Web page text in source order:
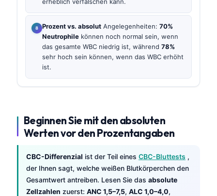
erheblich verfälschen kann.
Prozent vs. absolut Angelegenheiten: 70%
Neutrophile können noch normal sein, wenn
das gesamte WBC niedrig ist, während 78%
sehr hoch sein können, wenn das WBC erhöht
ist.
Beginnen Sie mit den absoluten
Werten vor den Prozentangaben
CBC-Differenzial ist der Teil eines CBC-Bluttests ,
der Ihnen sagt, welche weißen Blutkörperchen den
Gesamtwert antreiben. Lesen Sie das absolute
Zellzahlen zuerst: ANC 1,5–7,5, ALC 1,0–4,0,